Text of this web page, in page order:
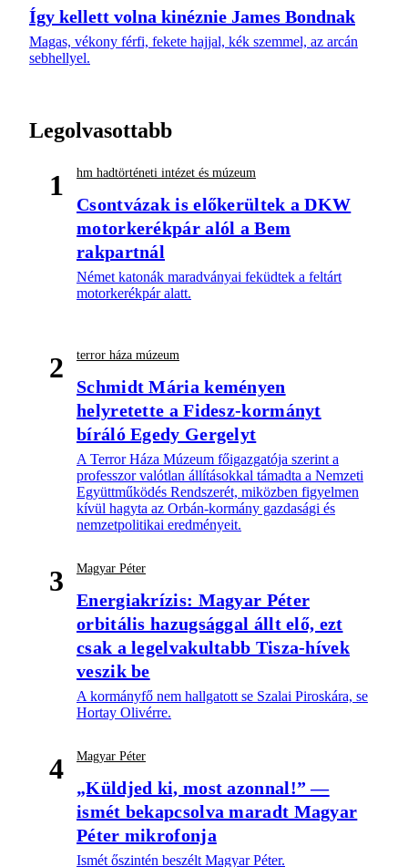
Így kellett volna kinéznie James Bondnak
Magas, vékony férfi, fekete hajjal, kék szemmel, az arcán
sebhellyel.
Legolvasottabb
1 hm hadtörténeti intézet és múzeum
Csontvázak is előkerültek a DKW
motorkerékpár alól a Bem
rakpartnál
Német katonák maradványai feküdtek a feltárt
motorkerékpár alatt.
2 terror háza múzeum
Schmidt Mária keményen
helyretette a Fidesz-kormányt
bíráló Egedy Gergelyt
A Terror Háza Múzeum főigazgatója szerint a
professzor valótlan állításokkal támadta a Nemzeti
Együttműködés Rendszerét, miközben figyelmen
kívül hagyta az Orbán-kormány gazdasági és
nemzetpolitikai eredményeit.
3 Magyar Péter
Energiakrízis: Magyar Péter
orbitális hazugsággal állt elő, ezt
csak a legelvakultabb Tisza-hívek
veszik be
A kormányfő nem hallgatott se Szalai Piroskára, se
Hortay Olivérre.
4 Magyar Péter
„Küldjed ki, most azonnal!” —
ismét bekapcsolva maradt Magyar
Péter mikrofonja
Ismét őszintén beszélt Magyar Péter.